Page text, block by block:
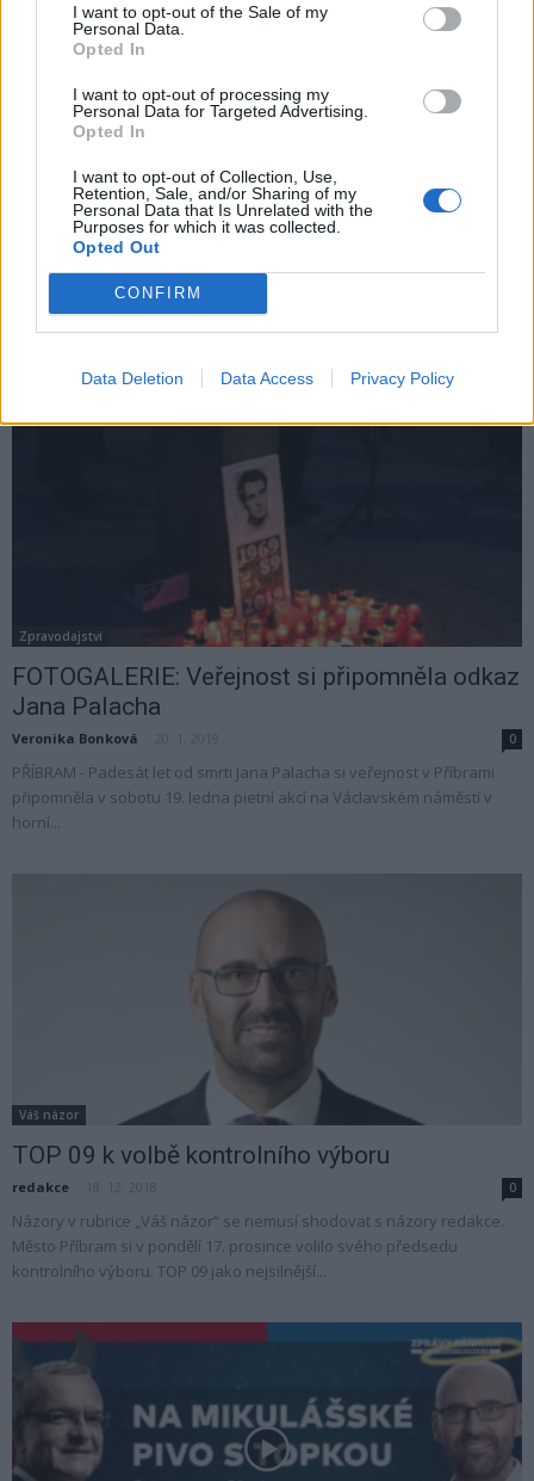
I want to opt-out of the Sale of my
Personal Data.
Opted In
I want to opt-out of processing my
Personal Data for Targeted Advertising.
Opted In
I want to opt-out of Collection, Use,
Retention, Sale, and/or Sharing of my
Personal Data that Is Unrelated with the
Purposes for which it was collected.
Opted Out
CONFIRM
Data Deletion Data Access Privacy Policy
Prožíváme inflaci obrazových sdělení, říká
fotograf Martin Andrle
Veronika Bonková - 27. 2. 2019
PŘÍBRAM - Do našeho cyklu rozhovorů se známými osobnosti nejen z
Příbramska tentokrát přijal pozvání známý příbramský fotograf Martin
Zpravodajství
FOTOGALERIE: Veřejnost si připomněla odkaz
Jana Palacha
Veronika Bonková 0
PŘÍBRAM - Padesát let od smrti Jana Palacha si veřejnost v Příbrami
připomněla v sobotu 19. ledna pietní akcí na Václavském náměstí v
horní...
Váš názor
TOP 09 k volbě kontrolního výboru
redakce 0
Názory v rubrice „Váš názor“ se nemusí shodovat s názory redakce.
Město Příbram si v pondělí 17. prosince volilo svého předsedu
kontrolního výboru. TOP 09 jako nejsilnější...